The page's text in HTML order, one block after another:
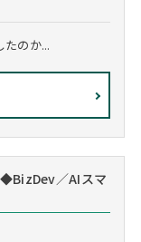
のか...
／AIスマ